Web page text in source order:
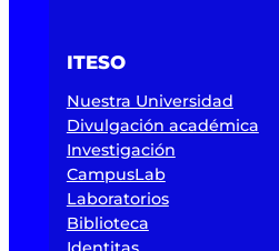
ITESO
Nuestra Universidad
Divulgación académica
Investigación
CampusLab
Laboratorios
Biblioteca